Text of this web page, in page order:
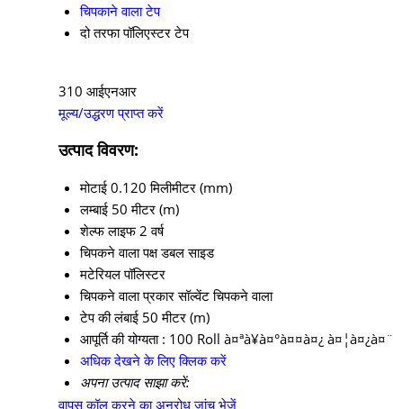
चिपकाने वाला टेप
दो तरफा पॉलिएस्टर टेप
310 आईएनआर
मूल्य/उद्धरण प्राप्त करें
उत्पाद विवरण:
मोटाई 0.120 मिलीमीटर (mm)
लम्बाई 50 मीटर (m)
शेल्फ लाइफ 2 वर्ष
चिपकने वाला पक्ष डबल साइड
मटेरियल पॉलिस्टर
चिपकने वाला प्रकार सॉल्वेंट चिपकने वाला
टेप की लंबाई 50 मीटर (m)
आपूर्ति की योग्यता : 100 Roll à¤ªà¥à¤°à¤¤à¤¿ à¤¦à¤¿à¤¨
अधिक देखने के लिए क्लिक करें
अपना उत्पाद साझा करें:
वापस कॉल करने का अनुरोध जांच भेजें